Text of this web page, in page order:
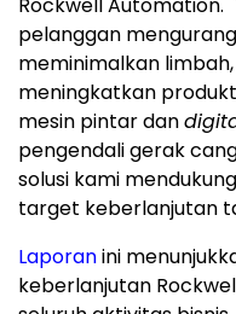
Rockwell Automation.
pelanggan
meminimalkan
meningkatkan
mesin pintar dan
pengendali gerak
solusi kami
target keberlanjutan
Laporanini
keberlanjutan